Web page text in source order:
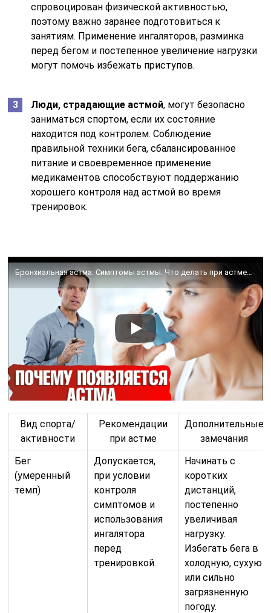
спровоцирован физической активностью,
поэтому важно заранее подготовиться к
занятиям. Применение ингаляторов, разминка
перед бегом и постепенное увеличение нагрузки
могут помочь избежать приступов.
Люди, страдающие астмой, могут безопасно
заниматься спортом, если их состояние
находится под контролем. Соблюдение
правильной техники бега, сбалансированное
питание и своевременное применение
медикаментов способствуют поддержанию
хорошего контроля над астмой во время
тренировок.
Вид спорта/
активности
Рекомендации
при астме
Дополнительные
замечания
Бег
(умеренный
темп)
Допускается,
при условии
контроля
симптомов и
использования
ингалятора
перед
тренировкой.
Начинать с
коротких
дистанций,
постепенно
увеличивая
нагрузку.
Избегать бега в
холодную, сухую
или сильно
загрязненную
погоду.